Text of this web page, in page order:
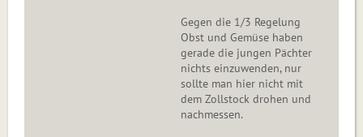
Gegen die 1/3 Regelung
Obst und Gemüse haben
gerade die jungen Pächter
nichts einzuwenden, nur
sollte man hier nicht mit
dem Zollstock drohen und
nachmessen.